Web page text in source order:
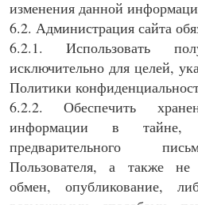
изменения данной
6.2. Администрация сайта
6.2.1. Использовать
исключительно для целей,
Политики
6.2.2. Обеспечить
информации в тайне,
предварительного
Пользователя, а также не
обмен, опубликование,